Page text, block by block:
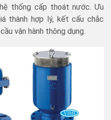
thống cấp thoát nước. Ưu
thành hợp lý, kết cấu chắc
vận hành thông dụng.